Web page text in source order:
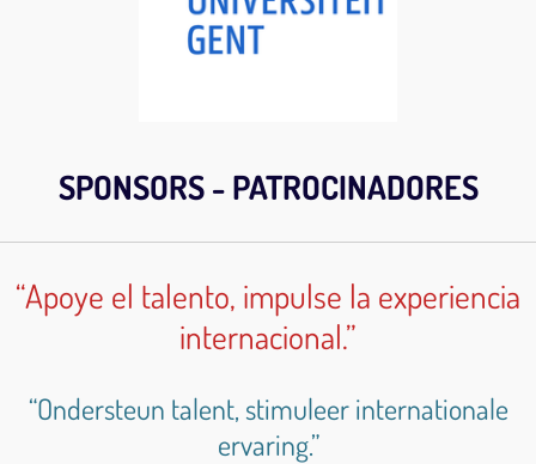
SPONSORS - PATROCINADORES
“Apoye el talento, impulse la experiencia
internacional.”
“Ondersteun talent, stimuleer internationale
ervaring.”